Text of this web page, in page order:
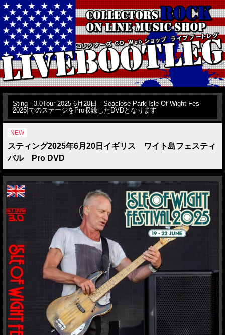
Sting - 3.0Tour 2025 6月20日 Seaclose Park[Isle Of Wight Fes
2025]でのステージをPro収録したDVDとなります
NEW
スティング2025年6月20日イギリス ワイト島フェスティ
バル Pro DVD